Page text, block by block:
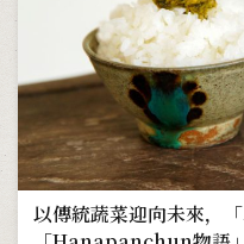
以傳統蔬菜迎向未來，